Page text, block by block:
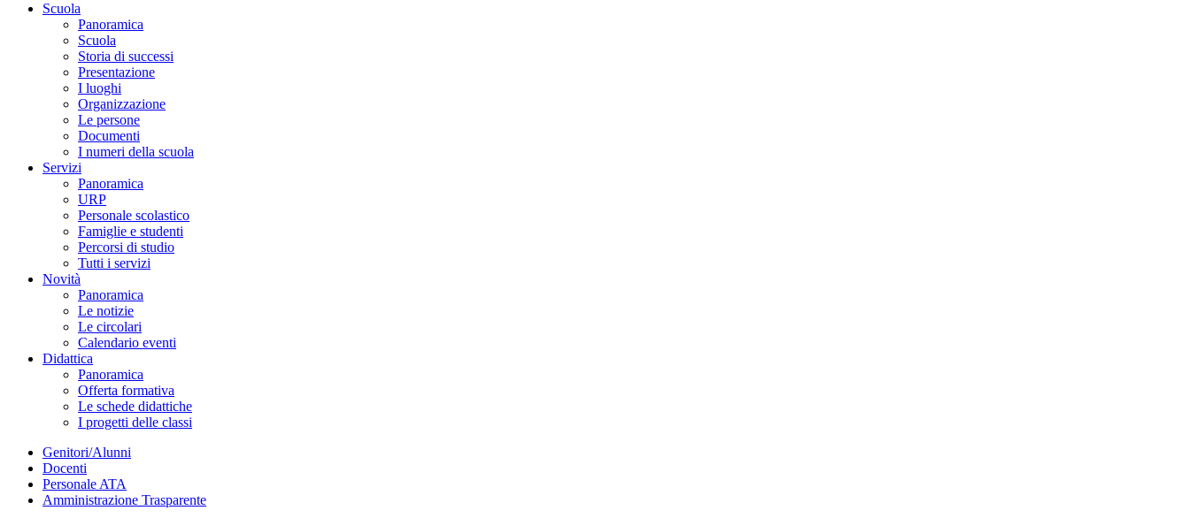
Scuola
Panoramica
Scuola
Storia di successi
Presentazione
I luoghi
Organizzazione
Le persone
Documenti
I numeri della scuola
Servizi
Panoramica
URP
Personale scolastico
Famiglie e studenti
Percorsi di studio
Tutti i servizi
Novità
Panoramica
Le notizie
Le circolari
Calendario eventi
Didattica
Panoramica
Offerta formativa
Le schede didattiche
I progetti delle classi
Genitori/Alunni
Docenti
Personale ATA
Amministrazione Trasparente